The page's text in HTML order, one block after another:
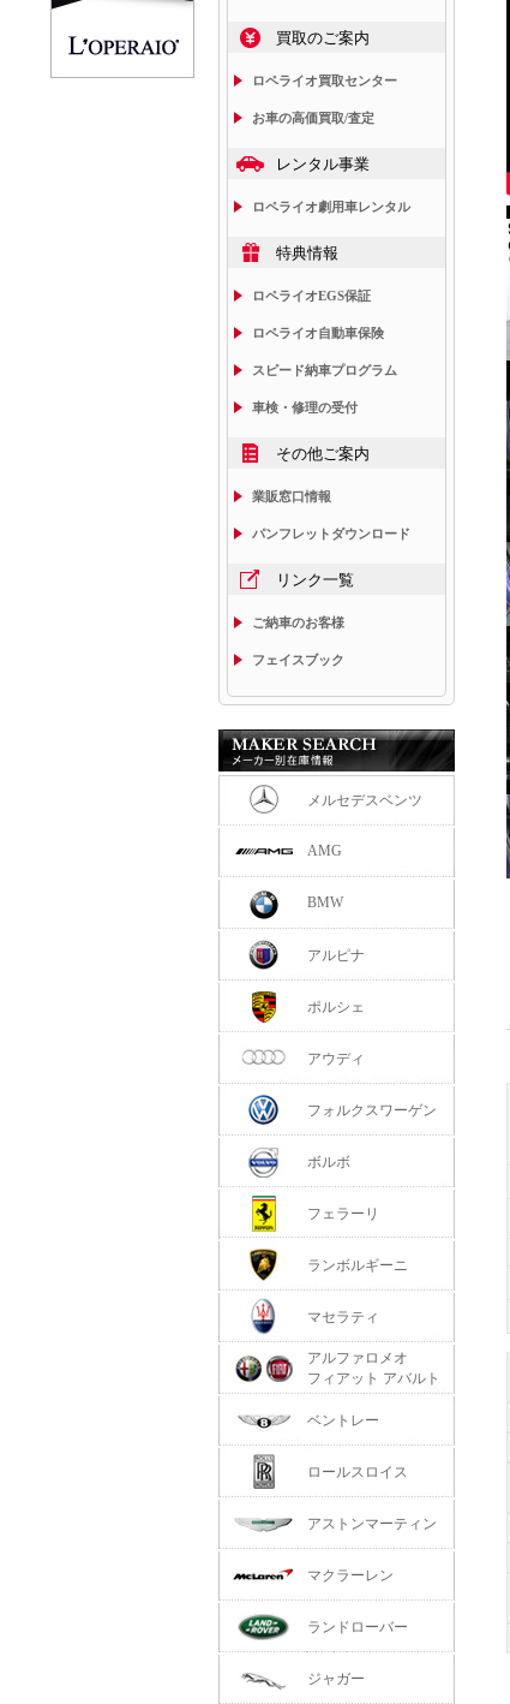
買取のご案内
ロペライオ買取センター
お車の高価買取/査定
レンタル事業
ロペライオ劇用車レンタル
特典情報
ロペライオEGS保証
ロペライオ自動車保険
スピード納車プログラム
車検・修理の受付
その他ご案内
業販窓口情報
パンフレットダウンロード
リンク一覧
ご納車のお客様
フェイスブック
メルセデスベンツ
AMG
BMW
アルピナ
ポルシェ
アウディ
フォルクスワーゲン
ボルボ
フェラーリ
ランボルギーニ
マセラティ
アルファロメオ
フィアット アバルト
ベントレー
ロールスロイス
アストンマーティン
マクラーレン
ランドローバー
ジャガー